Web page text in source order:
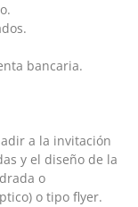
bancaria.
a la invitación
y el diseño de la
o
o tipo flyer.